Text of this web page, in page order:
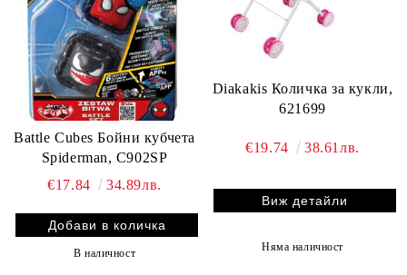
Battle Cubes Бойни кубчета
Spiderman, C902SP
€17.84
34.89лв.
В наличност
Diakakis Количка за кукли,
621699
€19.74 38.61лв.
Виж детайли
Няма наличност